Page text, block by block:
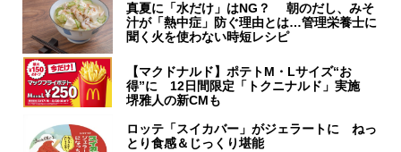
真夏に「水だけ」はNG？ 朝のだし、みそ
汁が「熱中症」防ぐ理由とは…管理栄養士に
聞く火を使わない時短レシピ
【マクドナルド】ポテトM・Lサイズ“お
得”に 12日間限定「トクニナルド」実施
堺雅人の新CMも
ロッテ「スイカバー」がジェラートに ねっ
とり食感＆じっくり堪能